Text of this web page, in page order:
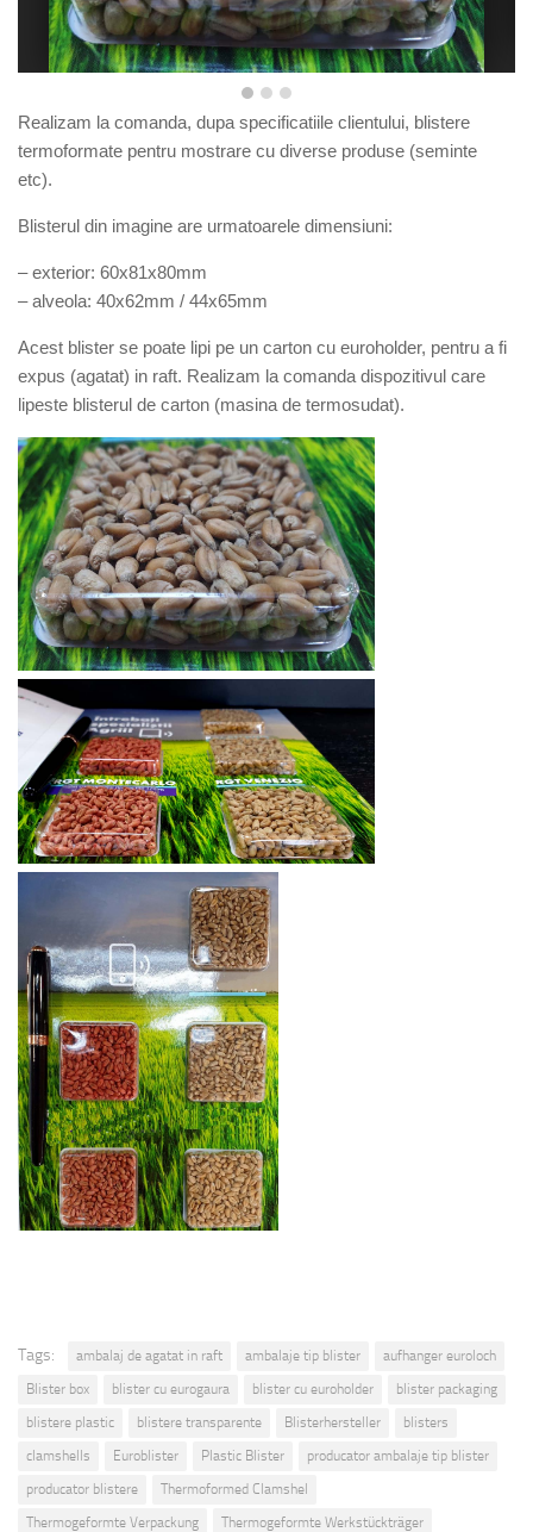
Realizam la comanda, dupa specificatiile clientului, blistere
termoformate pentru mostrare cu diverse produse (seminte
etc).
Blisterul din imagine are urmatoarele dimensiuni:
– exterior: 60x81x80mm
– alveola: 40x62mm / 44x65mm
Acest blister se poate lipi pe un carton cu euroholder, pentru a fi
expus (agatat) in raft. Realizam la comanda dispozitivul care
lipeste blisterul de carton (masina de termosudat).
Tags: ambalaj de agatat in raft ambalaje tip blister
aufhanger euroloch
Blister box
blister cu eurogaura blister cu euroholder
blister packaging
blistere plastic
blistere transparente Blisterhersteller
blisters
clamshells
Euroblister Plastic Blister
producator ambalaje tip blister
producator blistere
Thermoformed Clamshel
Thermogeformte Verpackung
Thermogeformte Werkstückträger